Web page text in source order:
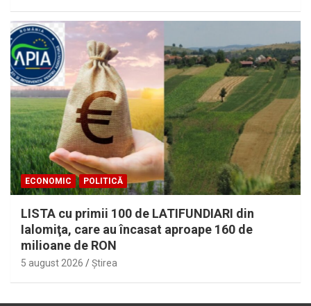
ECONOMIC POLITICĂ
LISTA cu primii 100 de LATIFUNDIARI din
Ialomiţa, care au încasat aproape 160 de
milioane de RON
5 august 2026 Ştirea